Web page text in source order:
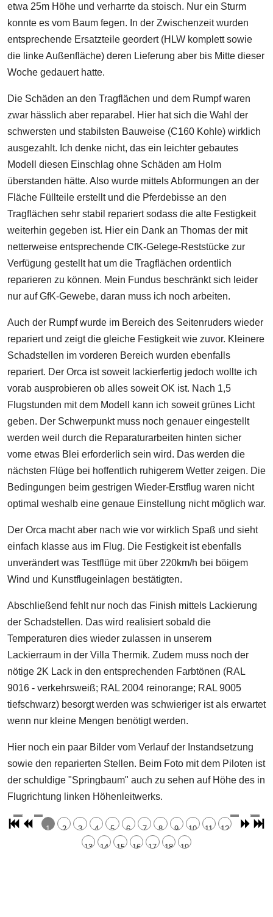
etwa 25m Höhe und verharrte da stoisch. Nur ein Sturm
konnte es vom Baum fegen. In der Zwischenzeit wurden
entsprechende Ersatzteile geordert (HLW komplett sowie
die linke Außenfläche) deren Lieferung aber bis Mitte dieser
Woche gedauert hatte.
Die Schäden an den Tragflächen und dem Rumpf waren
zwar hässlich aber reparabel. Hier hat sich die Wahl der
schwersten und stabilsten Bauweise (C160 Kohle) wirklich
ausgezahlt. Ich denke nicht, das ein leichter gebautes
Modell diesen Einschlag ohne Schäden am Holm
überstanden hätte. Also wurde mittels Abformungen an der
Fläche Füllteile erstellt und die Pferdebisse an den
Tragflächen sehr stabil repariert sodass die alte Festigkeit
weiterhin gegeben ist. Hier ein Dank an Thomas der mit
netterweise entsprechende CfK-Gelege-Reststücke zur
Verfügung gestellt hat um die Tragflächen ordentlich
reparieren zu können. Mein Fundus beschränkt sich leider
nur auf GfK-Gewebe, daran muss ich noch arbeiten.
Auch der Rumpf wurde im Bereich des Seitenruders wieder
repariert und zeigt die gleiche Festigkeit wie zuvor. Kleinere
Schadstellen im vorderen Bereich wurden ebenfalls
repariert. Der Orca ist soweit lackierfertig jedoch wollte ich
vorab ausprobieren ob alles soweit OK ist. Nach 1,5
Flugstunden mit dem Modell kann ich soweit grünes Licht
geben. Der Schwerpunkt muss noch genauer eingestellt
werden weil durch die Reparaturarbeiten hinten sicher
vorne etwas Blei erforderlich sein wird. Das werden die
nächsten Flüge bei hoffentlich ruhigerem Wetter zeigen. Die
Bedingungen beim gestrigen Wieder-Erstflug waren nicht
optimal weshalb eine genaue Einstellung nicht möglich war.
Der Orca macht aber nach wie vor wirklich Spaß und sieht
einfach klasse aus im Flug. Die Festigkeit ist ebenfalls
unverändert was Testflüge mit über 220km/h bei böigem
Wind und Kunstflugeinlagen bestätigten.
Abschließend fehlt nur noch das Finish mittels Lackierung
der Schadstellen. Das wird realisiert sobald die
Temperaturen dies wieder zulassen in unserem
Lackierraum in der Villa Thermik. Zudem muss noch der
nötige 2K Lack in den entsprechenden Farbtönen (RAL
9016 - verkehrsweiß; RAL 2004 reinorange; RAL 9005
tiefschwarz) besorgt werden was schwieriger ist als erwartet
wenn nur kleine Mengen benötigt werden.
Hier noch ein paar Bilder vom Verlauf der Instandsetzung
sowie den reparierten Stellen. Beim Foto mit dem Piloten ist
der schuldige "Springbaum" auch zu sehen auf Höhe des in
Flugrichtung linken Höhenleitwerks.
1 2 3 4 5 6 7 8 9 10 11 12
13 14 15 16 17 18 19